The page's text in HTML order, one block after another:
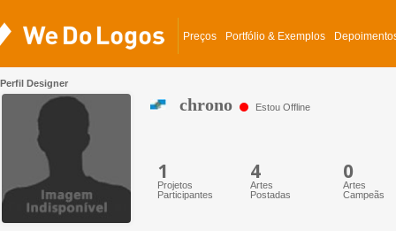
Preços Portfólio & Exemplos
chrono Estou Offline
Perfil Designer
1
Projetos
Participantes
4
Artes
Postadas
0
Artes
Campeãs